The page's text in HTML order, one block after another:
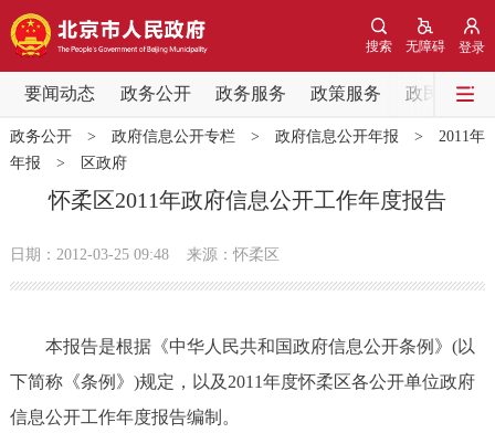
登录
无障碍
搜索
要闻动态 政务公开 政务服务 政策服务 政民互动
要闻动态
党中央精神 国务院信息 中央部委动态
北京要闻 会议信息 部门动态
各区热点
政务公开
市领导 机构职能 政策服务
政务公开> 政府信息公开专栏> 政府信息公开年报 > 2011年
年报 > 区政府
怀柔区2011年政府信息公开工作年度报告
日期：2012-03-25 09:48 来源：怀柔区
本报告是根据《中华人民共和国政府信息公开条例》(以
下简称《条例》)规定，以及2011年度怀柔区各公开单位政府
信息公开工作年度报告编制。